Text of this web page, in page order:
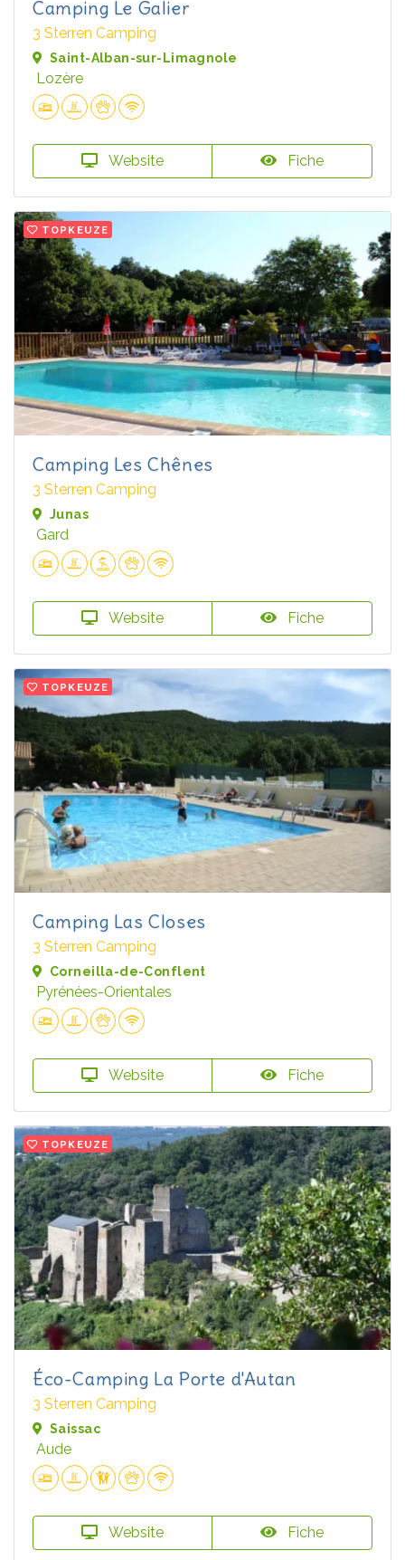
Camping Le Galier
3 Sterren Camping
Saint-Alban-sur-Limagnole
Lozère
Website Fiche
TOPKEUZE
Camping Les Chênes
3 Sterren Camping
Junas
Gard
Website Fiche
TOPKEUZE
Camping Las Closes
3 Sterren Camping
Corneilla-de-Conflent
Pyrénées-Orientales
Website Fiche
TOPKEUZE
Éco-Camping La Porte d'Autan
3 Sterren Camping
Saissac
Aude
Website Fiche